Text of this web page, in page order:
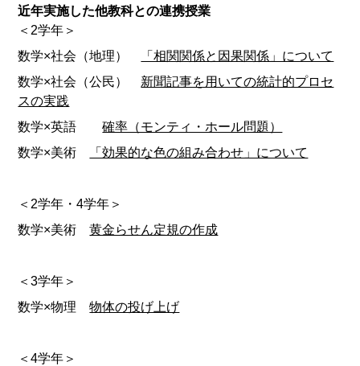
近年実施した他教科との連携授業
＜2学年＞
数学×社会（地理）
「相関関係と因果関係」について
数学×社会（公民） 新聞記事を用いての統計的プロセ
スの実践
数学×英語確率（モンティ・ホール問題）
数学×美術
「効果的な色の組み合わせ」について
＜2学年・4学年＞
数学×美術黄金らせん定規の作成
＜3学年＞
数学×物理物体の投げ上げ
＜4学年＞